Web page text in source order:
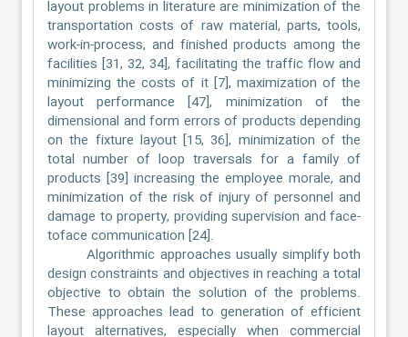
layout problems in literature are minimization of the
transportation costs of raw material, parts, tools,
work-in-process, and finished products among the
facilities [31, 32, 34], facilitating the traffic flow and
minimizing the costs of it [7], maximization of the
layout performance [47], minimization of the
dimensional and form errors of products depending
on the fixture layout [15, 36], minimization of the
total number of loop traversals for a family of
products [39] increasing the employee morale, and
minimization of the risk of injury of personnel and
damage to property, providing supervision and face-
toface communication [24].
Algorithmic approaches usually simplify both
design constraints and objectives in reaching a total
objective to obtain the solution of the problems.
These approaches lead to generation of efficient
layout alternatives, especially when commercial